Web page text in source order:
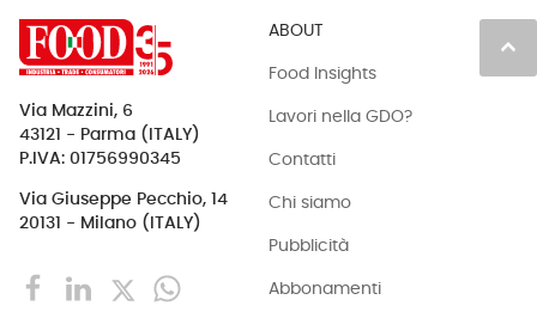
keyboard_arrow_up
Via Mazzini, 6
43121 - Parma (ITALY)
P.IVA: 01756990345
Via Giuseppe Pecchio, 14
20131 - Milano (ITALY)
ABOUT
Food Insights
Lavori nella GDO?
Contatti
Chi siamo
Pubblicità
Abbonamenti